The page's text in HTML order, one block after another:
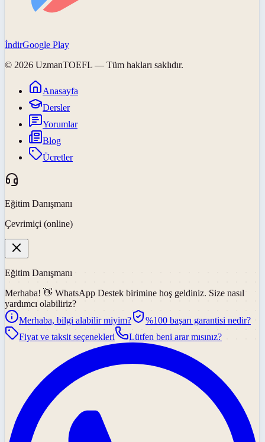
İndirGoogle Play
© 2026 UzmanTOEFL — Tüm hakları saklıdır.
Anasayfa
Dersler
Yorumlar
Blog
Ücretler
Eğitim Danışmanı
Çevrimiçi (online)
Eğitim Danışmanı
Merhaba! 👋 WhatsApp Destek birimine hoş geldiniz. Size nasıl
yardımcı olabiliriz?
Merhaba, bilgi alabilir miyim?
%100 başarı garantisi nedir?
Fiyat ve taksit seçenekleri
Lütfen beni arar mısınız?